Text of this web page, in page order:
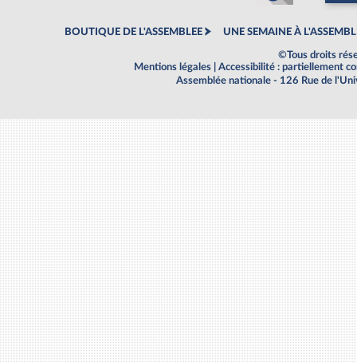
BOUTIQUE DE L'ASSEMBLEE UNE SEMAINE À
©Tous droits
Mentions légales
Accessibilité : partiellement
Assemblée nationale - 126 Rue de